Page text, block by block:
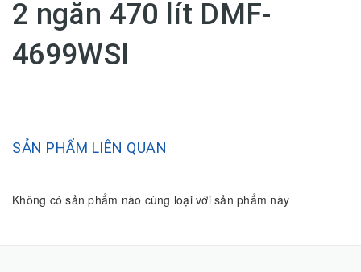
2 ngăn 470 lít DMF-
4699WSI
SẢN PHẨM LIÊN QUAN
Không có sản phẩm nào cùng loại với sản phẩm này